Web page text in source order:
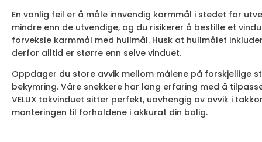
En vanlig feil er å måle innvendig karmmål i stedet for
mindre enn de utvendige, og du risikerer å bestille et
forveksle karmmål med hullmål. Husk at hullmålet
derfor alltid er større enn selve vinduet.
Oppdager du store avvik mellom målene på forskjellige
bekymring. Våre snekkere har lang erfaring med å
VELUX takvinduet sitter perfekt, uavhengig av avvik i
monteringen til forholdene i akkurat din bolig.